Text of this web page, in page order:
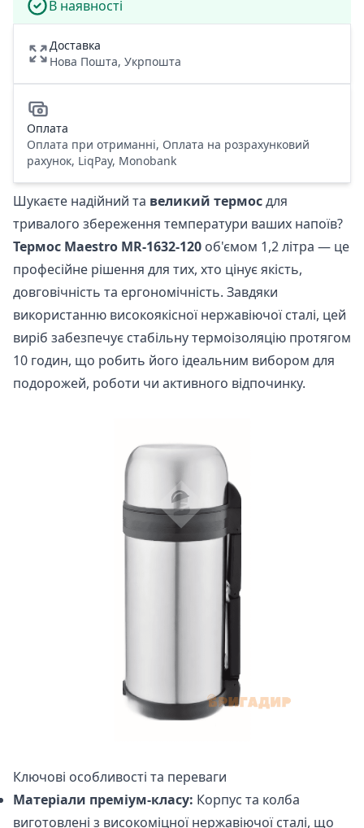
В наявності
Доставка
Нова Пошта, Укрпошта
Оплата
Оплата при отриманні, Оплата на розрахунковий
рахунок, LiqPay, Monobank
Шукаєте надійний та великий термосдля
тривалого збереження температури ваших напоїв?
Термос Maestro MR-1632-120 об'ємом 1,2 літра — це
професійне рішення для тих, хто цінує якість,
довговічність та ергономічність. Завдяки
використанню високоякісної нержавіючої сталі, цей
виріб забезпечує стабільну термоізоляцію протягом
10 годин, що робить його ідеальним вибором для
подорожей, роботи чи активного відпочинку.
Ключові особливості та переваги
Матеріали преміум-класу: Корпус та колба
виготовлені з високоміцної нержавіючої сталі, що